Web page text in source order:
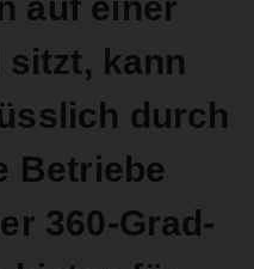
auf einer
kann
durch
Betriebe
360-Grad-